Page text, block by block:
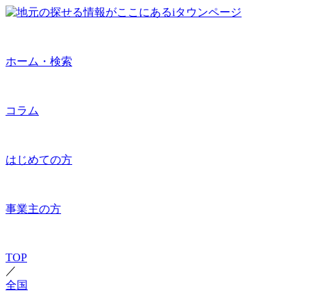
ホーム・検索
コラム
はじめての方
事業主の方
TOP
／
全国